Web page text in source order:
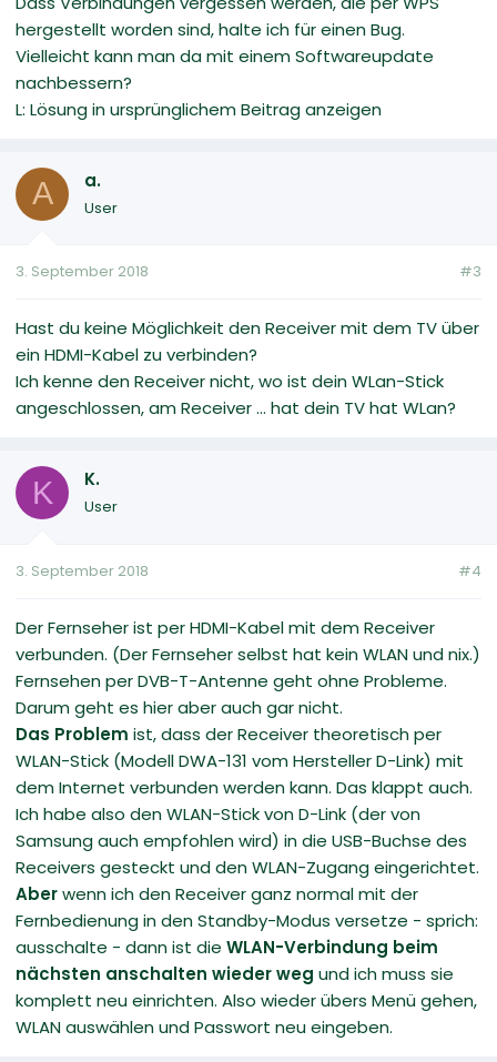
hergestellt worden sind, halte ich für einen Bug.
Vielleicht kann man da mit einem Softwareupdate
nachbessern?
L: Lösung in ursprünglichem Beitrag anzeigen
A a.
User
3. September 2018 #3
Hast du keine Möglichkeit den Receiver mit dem TV über
ein HDMI-Kabel zu verbinden?
Ich kenne den Receiver nicht, wo ist dein WLan-Stick
angeschlossen, am Receiver ... hat dein TV hat WLan?
K K.
User
3. September 2018 #4
Der Fernseher ist per HDMI-Kabel mit dem Receiver
verbunden. (Der Fernseher selbst hat kein WLAN und nix.)
Fernsehen per DVB-T-Antenne geht ohne Probleme.
Darum geht es hier aber auch gar nicht.
Das Problem ist, dass der Receiver theoretisch per
WLAN-Stick (Modell DWA-131 vom Hersteller D-Link) mit
dem Internet verbunden werden kann. Das klappt auch.
Ich habe also den WLAN-Stick von D-Link (der von
Samsung auch empfohlen wird) in die USB-Buchse des
Receivers gesteckt und den WLAN-Zugang eingerichtet.
Aberwenn ich den Receiver ganz normal mit der
Fernbedienung in den Standby-Modus versetze - sprich:
ausschalte - dann ist die WLAN-Verbindung beim
nächsten anschalten wieder weg und ich muss sie
komplett neu einrichten. Also wieder übers Menü gehen,
WLAN auswählen und Passwort neu eingeben.